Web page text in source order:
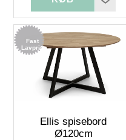
Fast
Lavpris
Ellis spisebord
Ø120cm